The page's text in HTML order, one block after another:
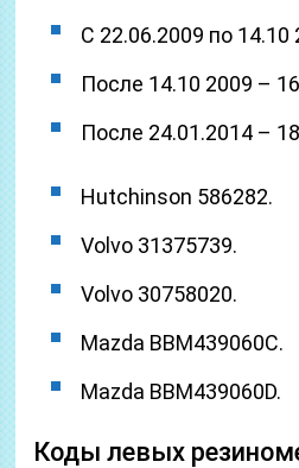
С 22.06.2009 по 14.10
После 14.10 2009 –
После 24.01.2014 –
Hutchinson 586282.
Volvo 31375739.
Volvo 30758020.
Mazda BBM439060C.
Mazda BBM439060D.
Коды левых